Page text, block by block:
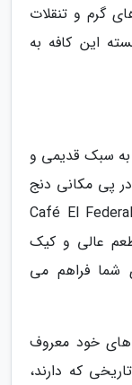
گرم و تنقلات
این کافه به
به سبک قدیمی و
پی مکانی دنج
و با محیطی صمیمی و دلپذیر هستید، Café El Federal
عالی و کیک
شما فراهم می
های خود معروف
که دارند،